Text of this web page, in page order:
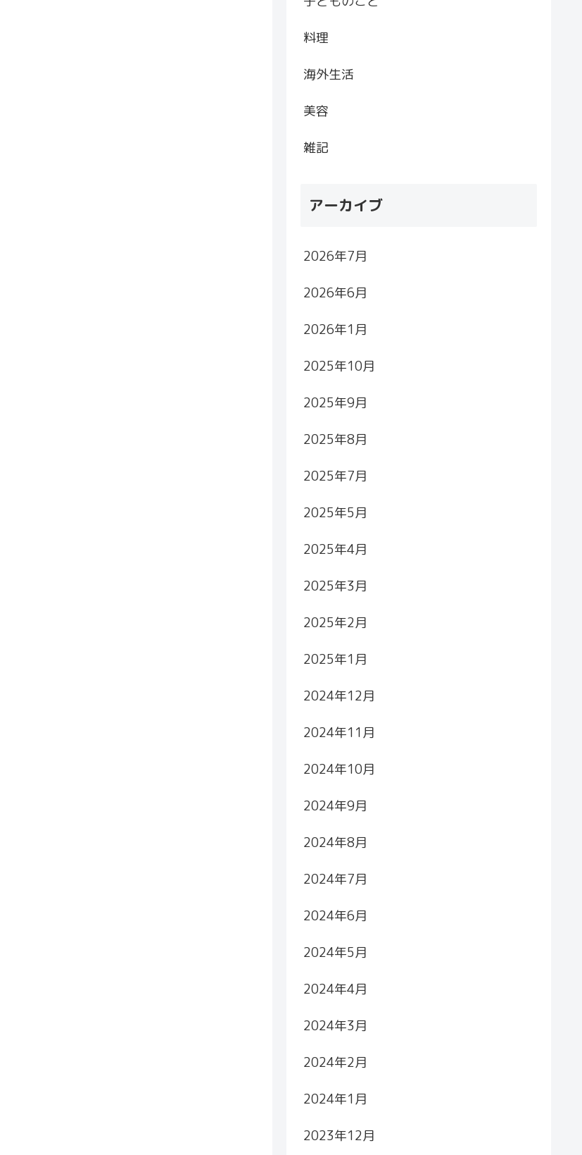
料理
海外生活
美容
雑記
アーカイブ
2026年7月
2026年6月
2026年1月
2025年10月
2025年9月
2025年8月
2025年7月
2025年5月
2025年4月
2025年3月
2025年2月
2025年1月
2024年12月
2024年11月
2024年10月
2024年9月
2024年8月
2024年7月
2024年6月
2024年5月
2024年4月
2024年3月
2024年2月
2024年1月
2023年12月